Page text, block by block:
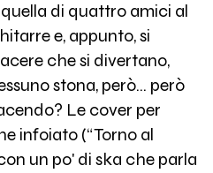
di quattro amici al
e, appunto, si
che si divertano,
stona, però... però
Le cover per
infoiato (“Torno al
un po' di ska che parla